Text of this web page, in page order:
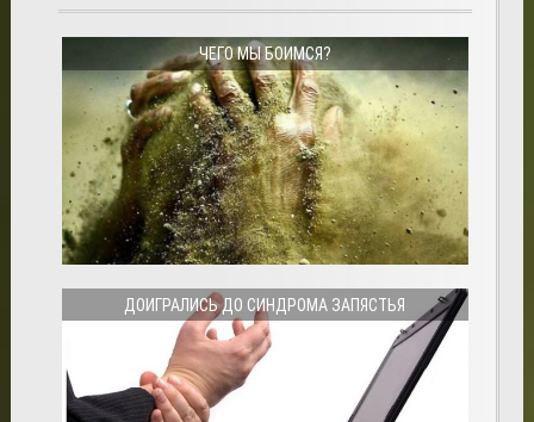
ЧЕГО МЫ БОИМСЯ?
ДОИГРАЛИСЬ ДО СИНДРОМА ЗАПЯСТЬЯ